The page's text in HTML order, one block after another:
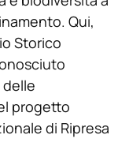
Qui,
Storico
delle
progetto
di Ripresa